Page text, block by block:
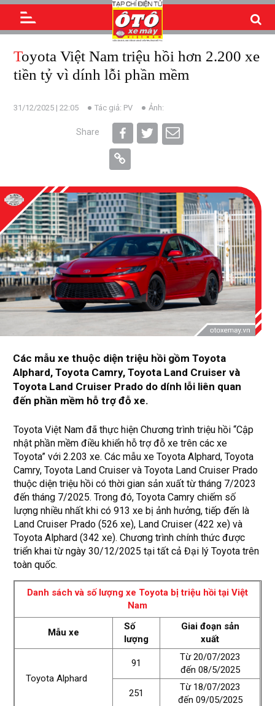
Toyota Việt Nam triệu hồi hơn 2.200 xe
tiền tỷ vì dính lỗi phần mềm
31/12/2025 | 22:05 Tác giả: PV Ảnh:
Share
Các mẫu xe thuộc diện triệu hồi gồm Toyota
Alphard, Toyota Camry, Toyota Land Cruiser và
Toyota Land Cruiser Prado do dính lỗi liên quan
đến phần mềm hỗ trợ đỗ xe.
Toyota Việt Nam đã thực hiện Chương trình triệu hồi “Cập
nhật phần mềm điều khiển hỗ trợ đỗ xe trên các xe
Toyota” với 2.203 xe. Các mẫu xe Toyota Alphard, Toyota
Camry, Toyota Land Cruiser và Toyota Land Cruiser Prado
thuộc diện triệu hồi có thời gian sản xuất từ tháng 7/2023
đến tháng 7/2025. Trong đó, Toyota Camry chiếm số
lượng nhiều nhất khi có 913 xe bị ảnh hưởng, tiếp đến là
Land Cruiser Prado (526 xe), Land Cruiser (422 xe) và
Toyota Alphard (342 xe). Chương trình chính thức được
triển khai từ ngày 30/12/2025 tại tất cả Đại lý Toyota trên
toàn quốc.
Danh sách và số lượng xe Toyota bị triệu hồi tại Việt
Nam
Mẫu xe
Số
lượng
Giai đoạn sản
xuất
Toyota Alphard
91
Từ 20/07/2023
đến 08/5/2025
251
Từ 18/07/2023
đến 09/05/2025